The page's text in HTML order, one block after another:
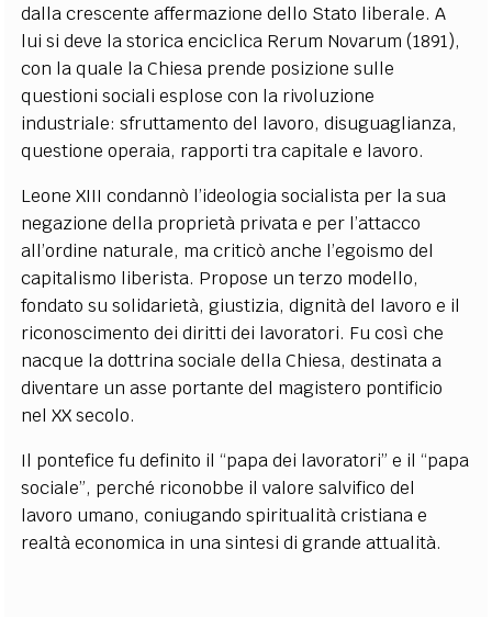
dalla crescente affermazione dello Stato liberale. A
lui si deve la storica enciclica Rerum Novarum (1891),
con la quale la Chiesa prende posizione sulle
questioni sociali esplose con la rivoluzione
industriale: sfruttamento del lavoro, disuguaglianza,
questione operaia, rapporti tra capitale e lavoro.
Leone XIII condannò l’ideologia socialista per la sua
negazione della proprietà privata e per l’attacco
all’ordine naturale, ma criticò anche l’egoismo del
capitalismo liberista. Propose un terzo modello,
fondato su solidarietà, giustizia, dignità del lavoro e il
riconoscimento dei diritti dei lavoratori. Fu così che
nacque la dottrina sociale della Chiesa, destinata a
diventare un asse portante del magistero pontificio
nel XX secolo.
Il pontefice fu definito il “papa dei lavoratori” e il “papa
sociale”, perché riconobbe il valore salvifico del
lavoro umano, coniugando spiritualità cristiana e
realtà economica in una sintesi di grande attualità.